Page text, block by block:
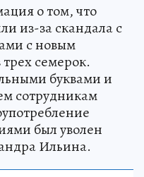
о том, что
из-за скандала с
с новым
семерок.
буквами и
сотрудникам
был уволен
Ильина.